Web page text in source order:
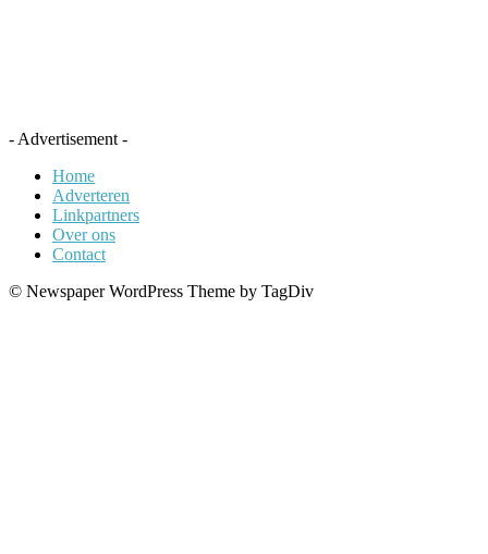
- Advertisement -
Home
Adverteren
Linkpartners
Over ons
Contact
© Newspaper WordPress Theme by TagDiv